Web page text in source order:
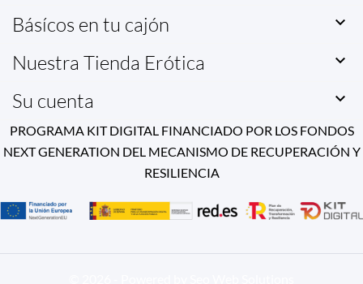
Básícos en tu cajón

Nuestra Tienda Erótica 
Su cuenta 
PROGRAMA KIT DIGITAL FINANCIADO POR LOS FONDOS
NEXT GENERATION DEL MECANISMO DE RECUPERACIÓN Y
RESILIENCIA